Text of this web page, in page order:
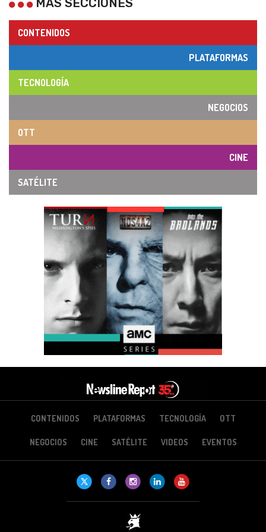
CONTENIDOS
PLATAFORMAS
TECNOLOGÍA
NEGOCIOS
OTT
CINE
SATÉLITE
CONTENIDOS PLATAFORMAS TECNOLOGÍA OTT
NEGOCIOS CINE SATÉLITE VIDEOS EVENTOS